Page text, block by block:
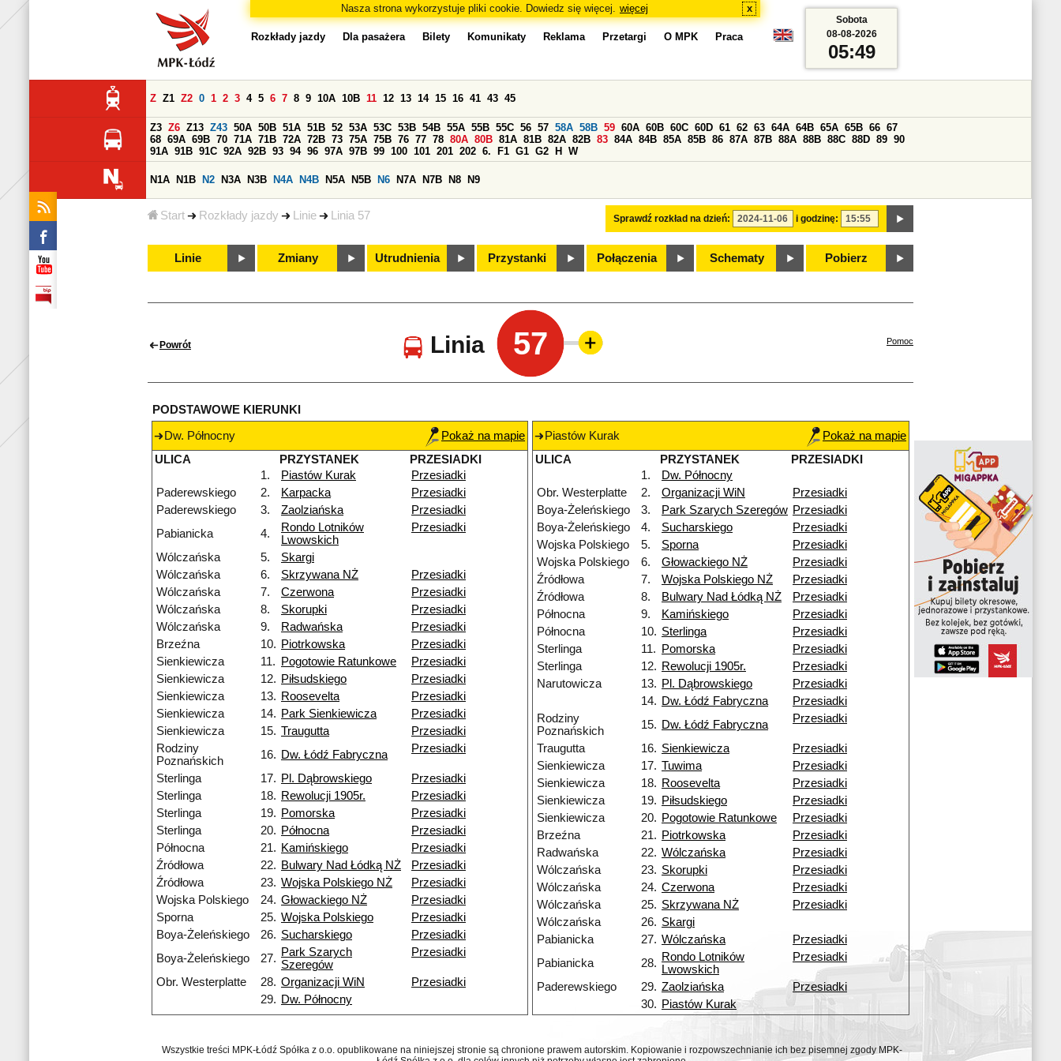
Nasza strona wykorzystuje pliki cookie. Dowiedz się więcej. więcej x
Start Rozkłady jazdy Linie Linia 57
Rozkłady jazdy Dla pasażera Bilety Komunikaty Reklama Przetargi O MPK Praca
Sprawdź rozkład na dzień: i godzinę:
Z Z1 Z2 0 1 2 3 4 5 6 7 8 9 10A 10B 11 12 13 14 15 16 41 43 45
Z3 Z6 Z13 Z43 50A 50B 51A 51B 52 53A 53C 53B 54B 55A 55B 55C 56 57 58A 58B 59 60A 60B 60C 60D 61 62 63 64A 64B 65A 65B 66 67
68 69A 69B 70 71A 71B 72A 72B 73 75A 75B 76 77 78 80A 80B 81A 81B 82A 82B 83 84A 84B 85A 85B 86 87A 87B 88A 88B 88C 88D 89 90
91A 91B 91C 92A 92B 93 94 96 97A 97B 99 100 101 201 202 6. F1 G1 G2 H W
N1A N1B N2 N3A N3B N4A N4B N5A N5B N6 N7A N7B N8 N9
Linie Zmiany Utrudnienia Przystanki Połączenia Schematy Pobierz
Sobota
08-08-2026
05:49
Powrót Linia 57 Pomoc
PODSTAWOWE KIERUNKI
Dw. Północny
Pokaż na mapie
ULICA
PRZYSTANEK
PRZESIADKI
1.
Piastów Kurak
Przesiadki
Paderewskiego
2. Karpacka
Przesiadki
Paderewskiego
3. Zaolziańska
Przesiadki
Pabianicka
4.
Rondo Lotników
Lwowskich
Przesiadki
Wólczańska 5.
Skargi
Wólczańska
6. Skrzywana NŻ
Przesiadki
Wólczańska
7. Czerwona
Przesiadki
Wólczańska
8. Skorupki
Przesiadki
Wólczańska
9. Radwańska
Przesiadki
Brzeźna
10. Piotrkowska
Przesiadki
Sienkiewicza
11. Pogotowie Ratunkowe
Przesiadki
Sienkiewicza
12. Piłsudskiego
Przesiadki
Sienkiewicza
13. Roosevelta
Przesiadki
Sienkiewicza
14. Park Sienkiewicza
Przesiadki
Sienkiewicza
15. Traugutta
Przesiadki
Rodziny
Poznańskich
16. Dw. Łódź Fabryczna Przesiadki
Sterlinga 17. Pl. Dąbrowskiego
Przesiadki
Sterlinga
18. Rewolucji 1905r.
Przesiadki
Sterlinga
19. Pomorska
Przesiadki
Sterlinga
20. Północna
Przesiadki
Północna
21. Kamińskiego
Przesiadki
Źródłowa
22. Bulwary Nad Łódką NŻ
Przesiadki
Źródłowa
23. Wojska Polskiego NŻ
Przesiadki
Wojska Polskiego
24. Głowackiego NŻ
Przesiadki
Sporna
25. Wojska Polskiego
Przesiadki
Boya-Żeleńskiego
26. Sucharskiego
Przesiadki
Boya-Żeleńskiego
27. Park Szarych
Szeregów
Przesiadki
Obr. Westerplatte 28. Organizacji WiN
Przesiadki
29. Dw. Północny
Piastów Kurak
Pokaż na mapie
ULICA
PRZYSTANEK
PRZESIADKI
1.
Dw. Północny
Obr. Westerplatte
2. Organizacji WiN
Przesiadki
Boya-Żeleńskiego
3. Park Szarych Szeregów Przesiadki
Boya-Żeleńskiego
4. Sucharskiego
Przesiadki
Wojska Polskiego
5. Sporna
Przesiadki
Wojska Polskiego
6. Głowackiego NŻ
Przesiadki
Źródłowa
7. Wojska Polskiego NŻ
Przesiadki
Źródłowa
8. Bulwary Nad Łódką NŻ
Przesiadki
Północna
9. Kamińskiego
Przesiadki
Północna
10. Sterlinga
Przesiadki
Sterlinga
11. Pomorska
Przesiadki
Sterlinga
12. Rewolucji 1905r.
Przesiadki
Narutowicza
13. Pl. Dąbrowskiego
Przesiadki
14. Dw. Łódź Fabryczna
Przesiadki
Rodziny
Poznańskich
15. Dw. Łódź Fabryczna Przesiadki
Traugutta 16. Sienkiewicza
Przesiadki
Sienkiewicza
17. Tuwima
Przesiadki
Sienkiewicza
18. Roosevelta
Przesiadki
Sienkiewicza
19. Piłsudskiego
Przesiadki
Sienkiewicza
20. Pogotowie Ratunkowe
Przesiadki
Brzeźna
21. Piotrkowska
Przesiadki
Radwańska
22. Wólczańska
Przesiadki
Wólczańska
23. Skorupki
Przesiadki
Wólczańska
24. Czerwona
Przesiadki
Wólczańska
25. Skrzywana NŻ
Przesiadki
Wólczańska
26. Skargi
Pabianicka
27. Wólczańska
Przesiadki
Pabianicka
28. Rondo Lotników
Lwowskich
Przesiadki
Paderewskiego 29. Zaolziańska
Przesiadki
30. Piastów Kurak
Wszystkie treści MPK-Łódź Spółka z o.o. opublikowane na niniejszej stronie są chronione prawem autorskim. Kopiowanie i rozpowszechnianie ich bez pisemnej zgody MPK-